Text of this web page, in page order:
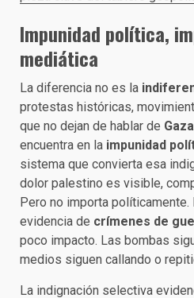
Impunidad política,
mediática
La diferencia no es la
protestas históricas,
que no dejan de hablar de Gaza
encuentra en la impunidad
sistema que convierta esa
dolor palestino es visible,
Pero no importa políticamente.
evidencia de crímenes de
poco impacto. Las bombas
medios siguen callando o
La indignación selectiva